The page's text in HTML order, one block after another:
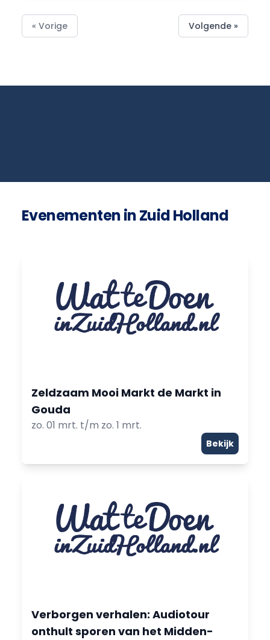
« Vorige Volgende »
Evenementen in Zuid Holland
Zeldzaam Mooi Markt de Markt in
Gouda
zo. 01 mrt. t/m zo. 1 mrt.
Bekijk
Verborgen verhalen: Audiotour
onthult sporen van het Midden-